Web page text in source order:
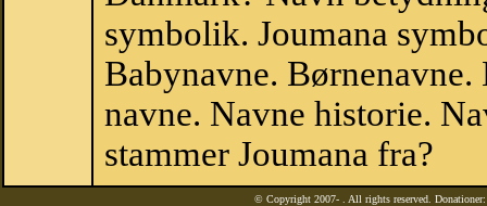
symbolik. Joumana
Babynavne.
navne. Navne historie.
stammer Joumana fra?
© Copyright 2007- . All rights reserved.